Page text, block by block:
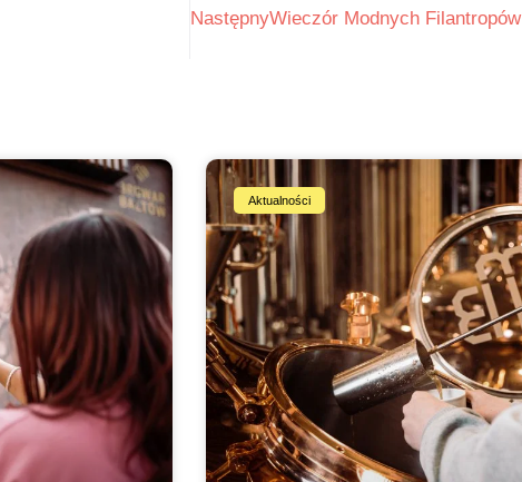
NastępnyWieczór Modnych Filantropów
Aktualności